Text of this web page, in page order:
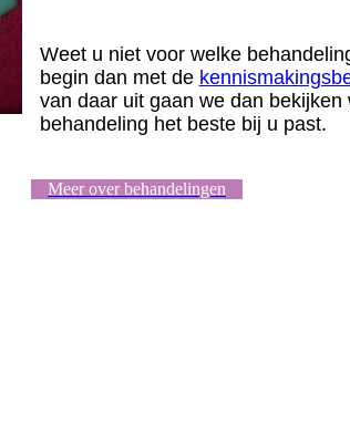
Weet u niet voor welke
begin dan met de
van daar uit gaan we dan bekijken
behandeling het beste bij u past.
Meer over behandelingen